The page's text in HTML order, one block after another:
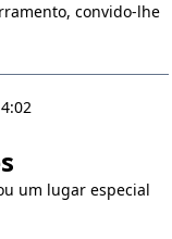
convido-lhe
um lugar especial